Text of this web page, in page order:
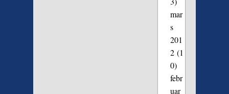
mar
s
201
2(1
0)
febr
uar